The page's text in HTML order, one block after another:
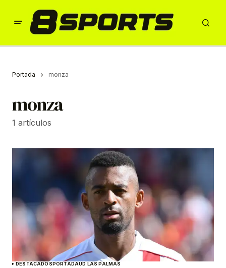
Portada monza
monza
1 artículos
DESTACADOSPORTADAUD LAS PALMAS